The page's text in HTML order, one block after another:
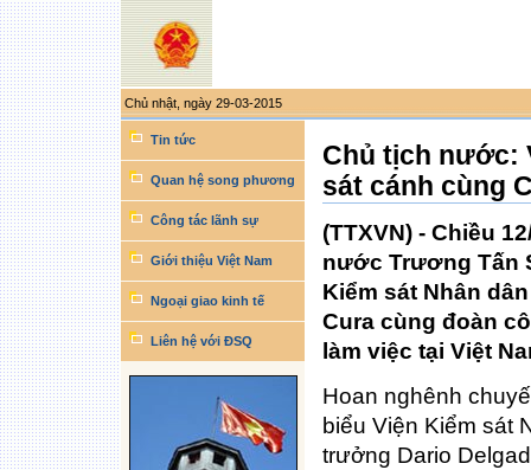
Chủ nhật, ngày 29-03-2015
Công
cụ
việc
cá
Tin tức
Quan hệ song phương
Công tác lãnh sự
Giới thiệu Việt Nam
Ngoại giao kinh tế
Liên hệ với ĐSQ
Chủ tịch nước:
sát cánh cùng
(TTXVN) - Chiều
nước Trương Tấn
Kiểm sát Nhân
Cura cùng đoàn
làm việc tại Việt
Hoan nghênh
biểu Viện Kiểm sát
trưởng Dario